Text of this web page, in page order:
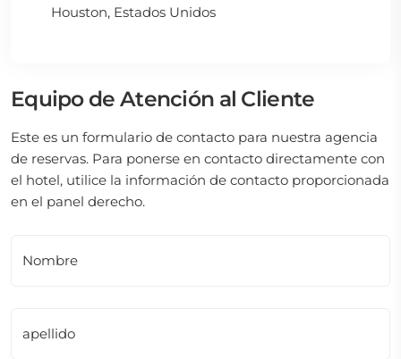
Houston, Estados Unidos
Equipo de Atención al Cliente
Este es un formulario de contacto para nuestra agencia
de reservas. Para ponerse en contacto directamente con
el hotel, utilice la información de contacto proporcionada
en el panel derecho.
Nombre
apellido